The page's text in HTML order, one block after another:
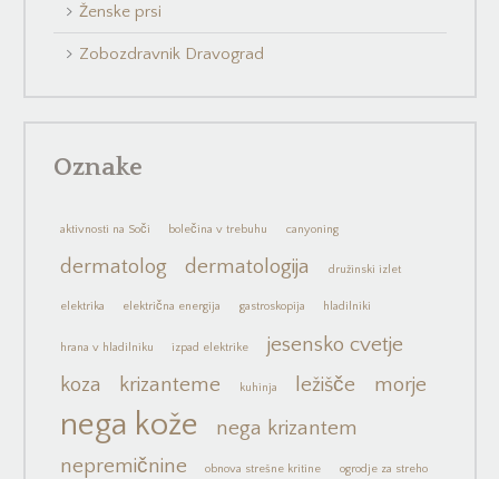
Ženske prsi
Zobozdravnik Dravograd
Oznake
aktivnosti na Soči bolečina v trebuhu canyoning
dermatolog dermatologija družinski izlet
elektrika električna energija gastroskopija hladilniki
hrana v hladilniku izpad elektrike
jesensko cvetje
koza
krizanteme kuhinja ležišče morje
nega kože
nega krizantem
nepremičnine
obnova strešne kritine ogrodje za streho